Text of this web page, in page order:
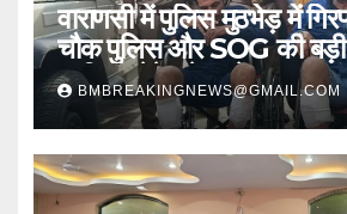
वाराणसी में पुलिस मुठभेड़ में
चौक पुलिस और SOG की
शातिर लुटेरे चढ़े हत्थे
BMBREAKINGNEWS@GMAIL.COM